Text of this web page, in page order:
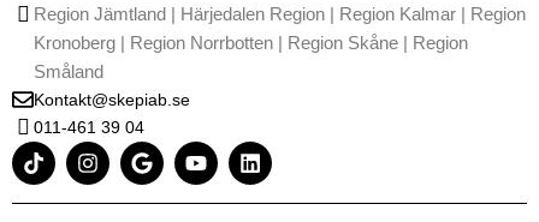
Region Jämtland | Härjedalen Region | Region Kalmar | Region
Kronoberg | Region Norrbotten | Region Skåne | Region
Småland
Kontakt@skepiab.se
011-461 39 04
T
i
k
I
n
s
G
o
o
Y
o
u
L
i
n